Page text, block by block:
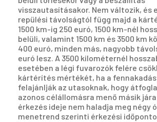
visszautasításakor. Nem változik, és
repülési távolságtól függ majd a
1500 km-ig 250 euró, 1500 km-nél
belüli, valamint 1500 km és 3500 km
400 euró, minden más, nagyobb
euró lesz. A 3500 kilométernél
esetében a légi fuvarozók felére
kártérítés mértékét, ha a
felajánlják az utasoknak, hogy
azonos célállomásra menő másik
érkezés ideje nem haladja meg négy
menetrend szerinti érkezési